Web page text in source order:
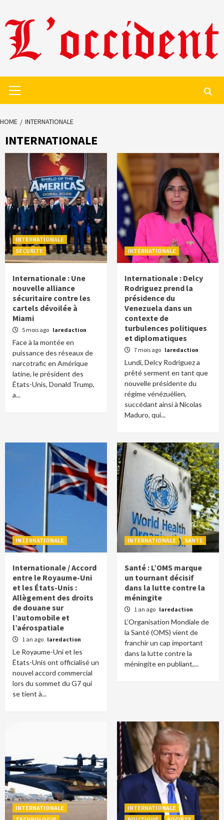
to
content
Menu
HOME INTERNATIONALE
INTERNATIONALE
INTERNATIONALE
SECURITE
Internationale : Une
nouvelle alliance
sécuritaire contre les
cartels dévoilée à
Miami
5 mois ago laredaction
Face à la montée en
puissance des réseaux de
narcotrafic en Amérique
latine, le président des
États-Unis, Donald Trump,
a...
INTERNATIONALE
Internationale : Delcy
Rodriguez prend la
présidence du
Venezuela dans un
contexte de
turbulences politiques
et diplomatiques
7 mois ago laredaction
Lundi, Delcy Rodriguez a
prêté serment en tant que
nouvelle présidente du
régime vénézuélien,
succédant ainsi à Nicolas
Maduro, qui...
INTERNATIONALE
Internationale / Accord
entre le Royaume-Uni
et les États-Unis :
Allègement des droits
de douane sur
l’automobile et
l’aérospatiale
1 an ago laredaction
Le Royaume-Uni et les
États-Unis ont officialisé un
nouvel accord commercial
lors du sommet du G7 qui
se tient à...
INTERNATIONALE SANTE
Santé : L’OMS marque
un tournant décisif
dans la lutte contre la
méningite
1 an ago laredaction
L’Organisation Mondiale de
la Santé (OMS) vient de
franchir un cap important
dans la lutte contre la
méningite en publiant,...
INTERNATIONALE
INTERNATIONALE